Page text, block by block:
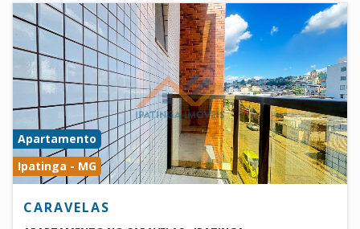
Apartamento
Ipatinga - MG
CARAVELAS